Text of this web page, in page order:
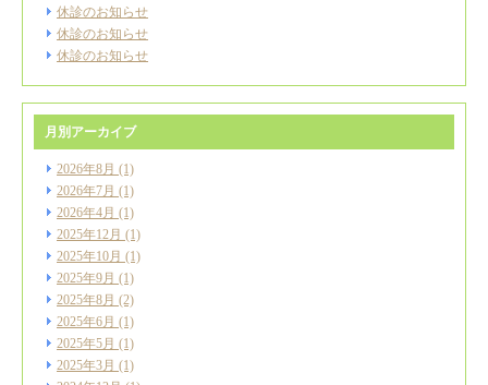
休診のお知らせ
休診のお知らせ
休診のお知らせ
月別アーカイブ
2026年8月 (1)
2026年7月 (1)
2026年4月 (1)
2025年12月 (1)
2025年10月 (1)
2025年9月 (1)
2025年8月 (2)
2025年6月 (1)
2025年5月 (1)
2025年3月 (1)